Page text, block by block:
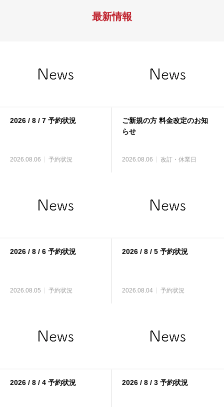
最新情報
2026 / 8 / 7 予約状況
2026.08.06 予約状況
ご新規の方 料金改定のお知
らせ
2026.08.06 改訂・休業日
2026 / 8 / 6 予約状況
2026.08.05 予約状況
2026 / 8 / 5 予約状況
2026.08.04 予約状況
2026 / 8 / 4 予約状況 2026 / 8 / 3 予約状況